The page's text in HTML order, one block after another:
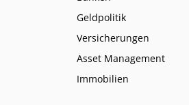
Geldpolitik
Versicherungen
Asset Management
Immobilien